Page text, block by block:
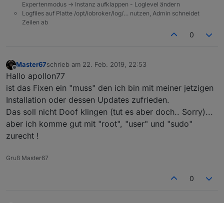
Expertenmodus -> Instanz aufklappen - Loglevel ändern
Logfiles auf Platte /opt/iobroker/log/… nutzen, Admin schneidet
Zeilen ab
0
Offline
Master67schrieb am 22. Feb. 2019, 22:53
zuletzt editiert von
Hallo apollon77
ist das Fixen ein "muss" den ich bin mit meiner jetzigen
Installation oder dessen Updates zufrieden.
Das soll nicht Doof klingen (tut es aber doch.. Sorry)...
aber ich komme gut mit "root", "user" und "sudo"
zurecht !
Gruß Master67
0